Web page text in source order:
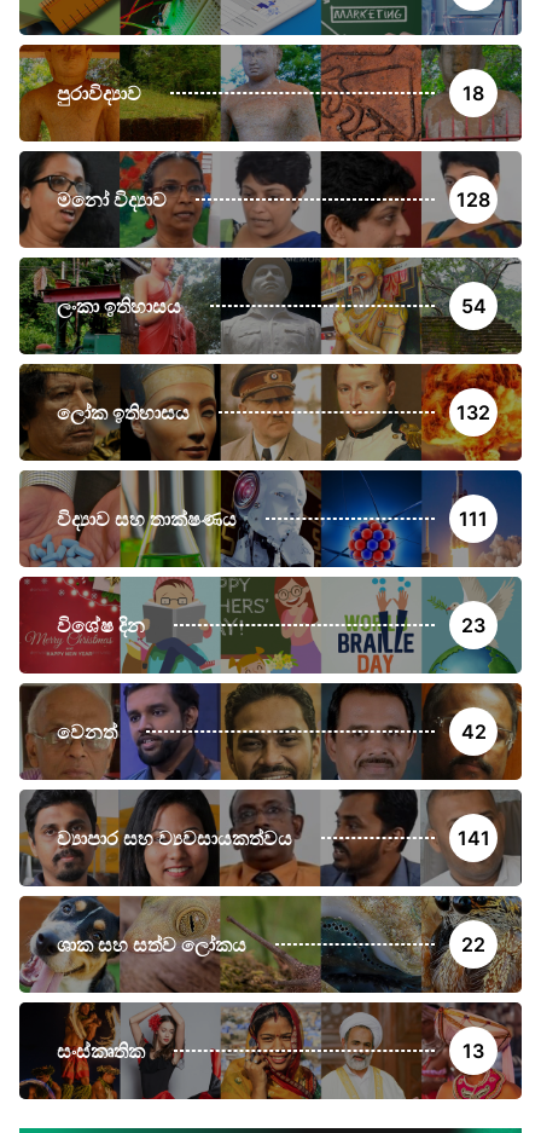
පුරාවිද්‍යාව 18
මනෝ විද්‍යාව 128
ලංකා ඉතිහාසය 54
ලෝක ඉතිහාසය 132
විද්‍යාව සහ තාක්ෂණය 111
විශේෂ දින 23
වෙනත් 42
ව්‍යාපාර සහ ව්‍යවසායකත්වය 141
ශාක සහ සත්ව ලෝකය 22
සංස්කෘතික 13